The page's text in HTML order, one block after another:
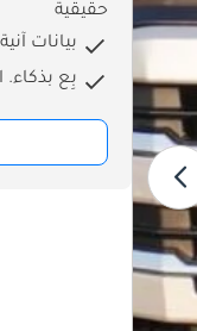
حقيقية
بيانات
بِع بذكاء.